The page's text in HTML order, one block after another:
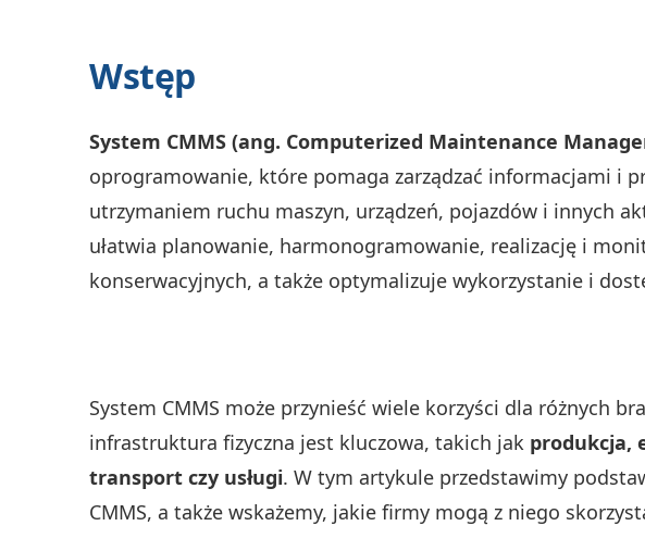
Wstęp
System CMMS (ang. Computerized Maintenance
oprogramowanie, które pomaga zarządzać informacjami i
utrzymaniem ruchu maszyn, urządzeń, pojazdów i innych
ułatwia planowanie, harmonogramowanie, realizację i
konserwacyjnych, a także optymalizuje wykorzystanie i
System CMMS może przynieść wiele korzyści dla różnych
infrastruktura fizyczna jest kluczowa, takich jak produkcja,
transport czy usługi. W tym artykule przedstawimy
CMMS, a także wskażemy, jakie firmy mogą z niego